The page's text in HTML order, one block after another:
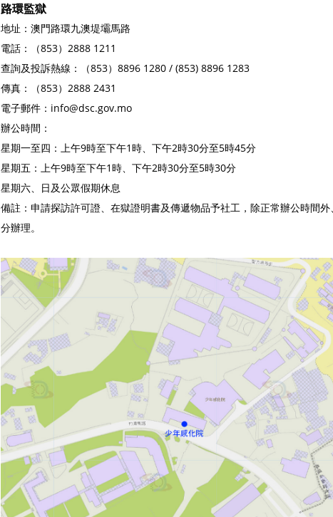
路環監獄
地址： 澳門路環九澳堤壩馬路
電話：（853）2888 1211
查詢及投訴熱線：（853）8896 1280 / (853) 8896 1283
傳真：（853）2888 2431
電子郵件：info@dsc.gov.mo
辦公時間：
星期一至四：上午9時至下午1時、 下午2時30分至5時45分
星期五：上午9時至下午1時、 下午2時30分至5時30分
星期六、日及公眾假期休息
備註：申請探訪許可證、在獄證明書及傳遞物品予社工，除正常辦公時間
分辦理。